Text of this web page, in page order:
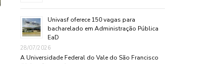
Univasf oferece 150 vagas para
bacharelado em Administração Pública
EaD
28/07/2026
A Universidade Federal do Vale do São Francisco